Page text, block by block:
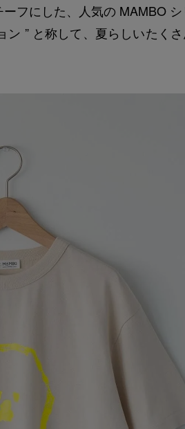
フにした、人気の MAMBO シ
” と称して、夏らしいたく